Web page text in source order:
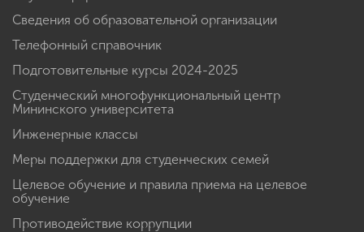
Сведения об образовательной организации
Телефонный справочник
Подготовительные курсы 2024-2025
Студенческий многофункциональный центр
Мининского университета
Инженерные классы
Меры поддержки для студенческих семей
Целевое обучение и правила приема на целевое
обучение
Противодействие коррупции